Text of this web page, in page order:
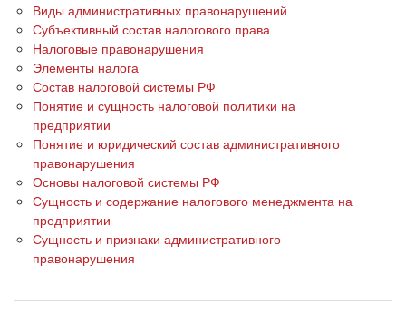
Виды административных правонарушений
Субъективный состав налогового права
Налоговые правонарушения
Элементы налога
Состав налоговой системы РФ
Понятие и сущность налоговой политики на
предприятии
Понятие и юридический состав административного
правонарушения
Основы налоговой системы РФ
Сущность и содержание налогового менеджмента на
предприятии
Сущность и признаки административного
правонарушения